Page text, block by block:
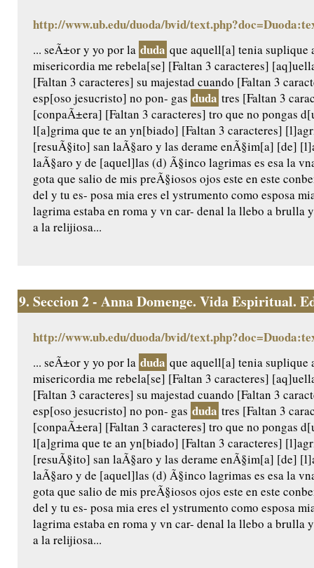
http://www.ub.edu/duoda/bvid/
... seÃ±or y yo por la duda que aquell[a] tenia suplique
misericordia me rebela[se] [Faltan 3 caracteres]
[Faltan 3 caracteres] su majestad cuando [Faltan 3
esp[oso jesucristo] no pon- gas duda tres [Faltan 3
[conpaÃ±era] [Faltan 3 caracteres] tro que no pongas
l[a]grima que te an yn[biado] [Faltan 3 caracteres]
[resuÃ§ito] san laÃ§aro y las derame enÃ§im[a] [de]
laÃ§aro y de [aquel]las (d) Ã§inco lagrimas es esa la
gota que salio de mis preÃ§iosos ojos este en este
del y tu es- posa mia eres el ystrumento como esposa
lagrima estaba en roma y vn car- denal la llebo a brulla
a la relijiosa...
9. Seccion 2 - Anna Domenge. Vida Espiritual.
http://www.ub.edu/duoda/bvid/
... seÃ±or y yo por la duda que aquell[a] tenia suplique
misericordia me rebela[se] [Faltan 3 caracteres]
[Faltan 3 caracteres] su majestad cuando [Faltan 3
esp[oso jesucristo] no pon- gas duda tres [Faltan 3
[conpaÃ±era] [Faltan 3 caracteres] tro que no pongas
l[a]grima que te an yn[biado] [Faltan 3 caracteres]
[resuÃ§ito] san laÃ§aro y las derame enÃ§im[a] [de]
laÃ§aro y de [aquel]las (d) Ã§inco lagrimas es esa la
gota que salio de mis preÃ§iosos ojos este en este
del y tu es- posa mia eres el ystrumento como esposa
lagrima estaba en roma y vn car- denal la llebo a brulla
a la relijiosa...